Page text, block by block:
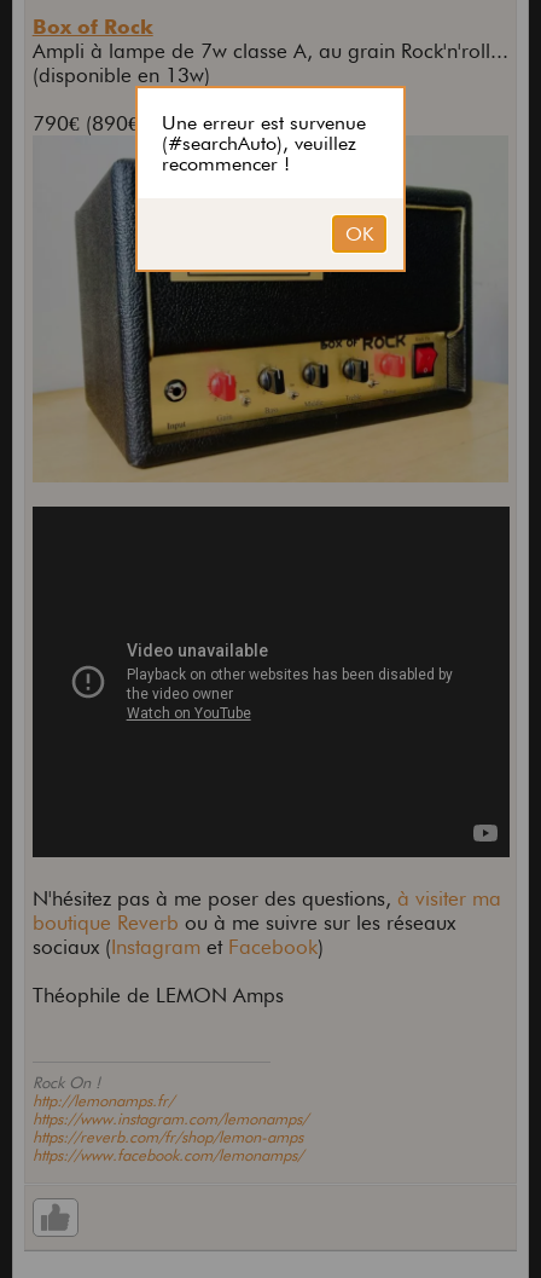
Box of Rock
Ampli à lampe de 7w classe A, au grain Rock'n'roll...
(disponible en 13w)
790€ (890€ en 13w)
N'hésitez pas à me poser des questions, à visiter ma
boutique Reverb ou à me suivre sur les réseaux
sociaux (Instagram et Facebook)
Théophile de LEMON Amps
Rock On !
http://lemonamps.fr/
https://www.instagram.com/lemonamps/
https://reverb.com/fr/shop/lemon-amps
https://www.facebook.com/lemonamps/